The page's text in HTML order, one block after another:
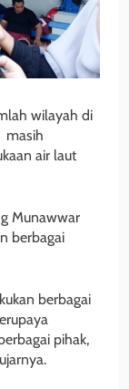
wilayah di
masih
air laut
Munawwar
berbagai
berbagai
pihak,